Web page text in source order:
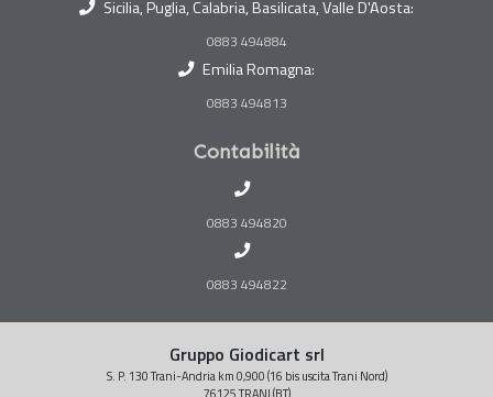
Sicilia, Puglia, Calabria, Basilicata, Valle D'Aosta:
0883 494884
Emilia Romagna:
0883 494813
Contabilità
0883 494820
0883 494822
Gruppo Giodicart srl
S. P. 130 Trani-Andria km 0,900 (16 bis uscita Trani Nord)
76125 TRANI (BT)